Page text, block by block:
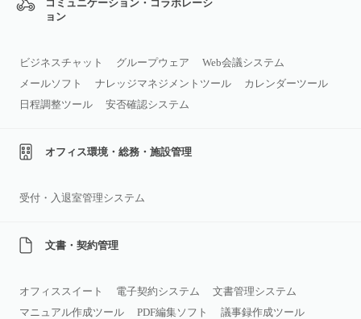
コミュニケーション・コラボレーシ
ョン
ビジネスチャット グループウェア
Web会議システム
メールソフト
ナレッジマネジメントツール
カレンダーツール
日程調整ツール
安否確認システム
オフィス環境・総務・施設管理
受付・入退室管理システム
文書・契約管理
オフィススイート 電子契約システム
文書管理システム
マニュアル作成ツール
PDF編集ソフト 議事録作成ツール